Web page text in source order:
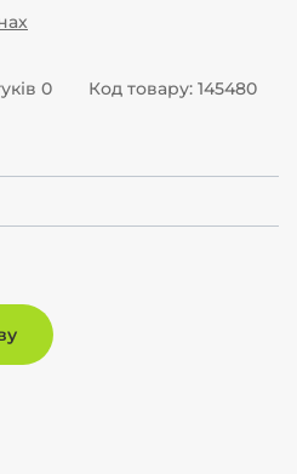
0
Код товару: 145480